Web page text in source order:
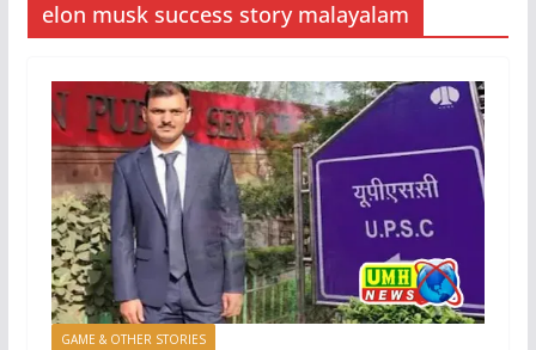
elon musk success story malayalam
GAME & OTHER STORIES